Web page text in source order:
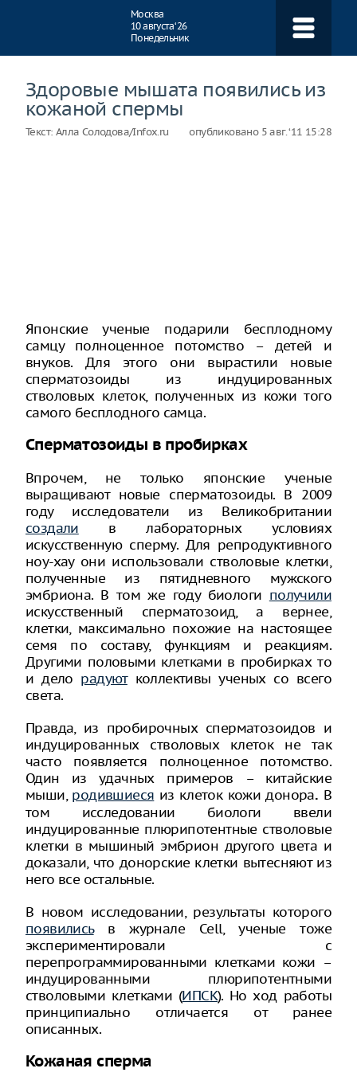
Москва
10 августа ‘26
Понедельник
Здоровые мышата появились из
кожаной спермы
Текст: Алла Солодова/Infox.ru опубликовано 5 авг. ‘11 15:28
Японские ученые подарили бесплодному
самцу полноценное потомство – детей и
внуков. Для этого они вырастили новые
сперматозоиды из индуцированных
стволовых клеток, полученных из кожи того
самого бесплодного самца.
Сперматозоиды в пробирках
Впрочем, не только японские ученые
выращивают новые сперматозоиды. В 2009
году исследователи из Великобритании
создали в лабораторных условиях
искусственную сперму. Для репродуктивного
ноу-хау они использовали стволовые клетки,
полученные из пятидневного мужского
эмбриона. В том же году биологи получили
искусственный сперматозоид, а вернее,
клетки, максимально похожие на настоящее
семя по составу, функциям и реакциям.
Другими половыми клетками в пробирках то
и дело радуютколлективы ученых со всего
света.
Правда, из пробирочных сперматозоидов и
индуцированных стволовых клеток не так
часто появляется полноценное потомство.
Один из удачных примеров – китайские
мыши, родившиеся из клеток кожи донора. В
том исследовании биологи ввели
индуцированные плюрипотентные стволовые
клетки в мышиный эмбрион другого цвета и
доказали, что донорские клетки вытесняют из
него все остальные.
В новом исследовании, результаты которого
появилисьв журнале Cell, ученые тоже
экспериментировали с
перепрограммированными клетками кожи –
индуцированными плюрипотентными
стволовыми клетками (ИПСК). Но ход работы
принципиально отличается от ранее
описанных.
Кожаная сперма